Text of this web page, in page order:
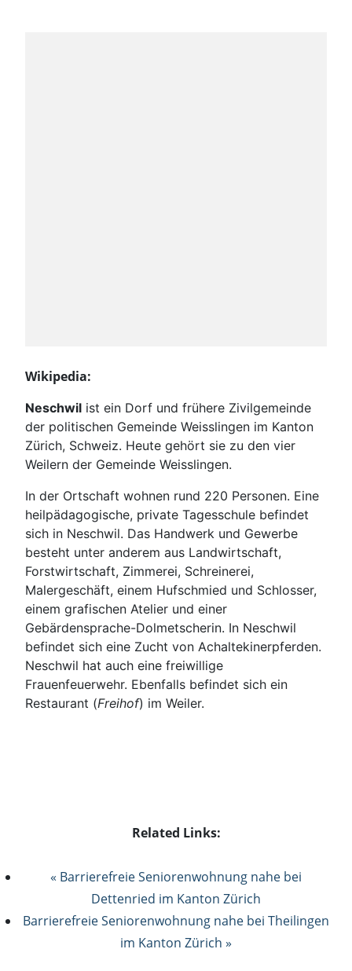
Wikipedia:
Neschwil ist ein Dorf und frühere Zivilgemeinde
der politischen Gemeinde Weisslingen im Kanton
Zürich, Schweiz. Heute gehört sie zu den vier
Weilern der Gemeinde Weisslingen.
In der Ortschaft wohnen rund 220 Personen. Eine
heilpädagogische, private Tagesschule befindet
sich in Neschwil. Das Handwerk und Gewerbe
besteht unter anderem aus Landwirtschaft,
Forstwirtschaft, Zimmerei, Schreinerei,
Malergeschäft, einem Hufschmied und Schlosser,
einem grafischen Atelier und einer
Gebärdensprache-Dolmetscherin. In Neschwil
befindet sich eine Zucht von Achaltekinerpferden.
Neschwil hat auch eine freiwillige
Frauenfeuerwehr. Ebenfalls befindet sich ein
Restaurant (Freihof) im Weiler.
Related Links:
« Barrierefreie Seniorenwohnung nahe bei
Dettenried im Kanton Zürich
Barrierefreie Seniorenwohnung nahe bei Theilingen
im Kanton Zürich »